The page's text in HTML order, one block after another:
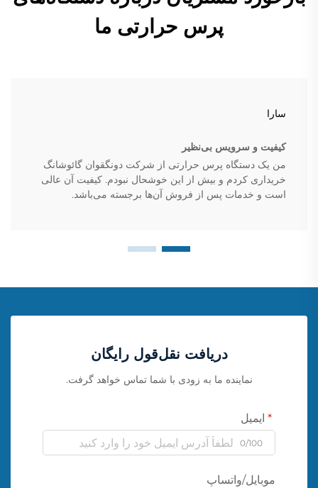
پرس حرارتی ما
سارا
کیفیت و سرویس بی‌نظیر
من یک دستگاه پرس حرارتی از شرکت دونگقوان گائوشانگ
خریداری کردم و بیش از این خوشحال نبودم. کیفیت آن عالی
است و خدمات پس از فروش آن‌ها برجسته می‌باشد.
دریافت نقل‌قول رایگان
نماینده ما به زودی با شما تماس خواهد گرفت.
ایمیل
0/100
موبایل/واتساپ